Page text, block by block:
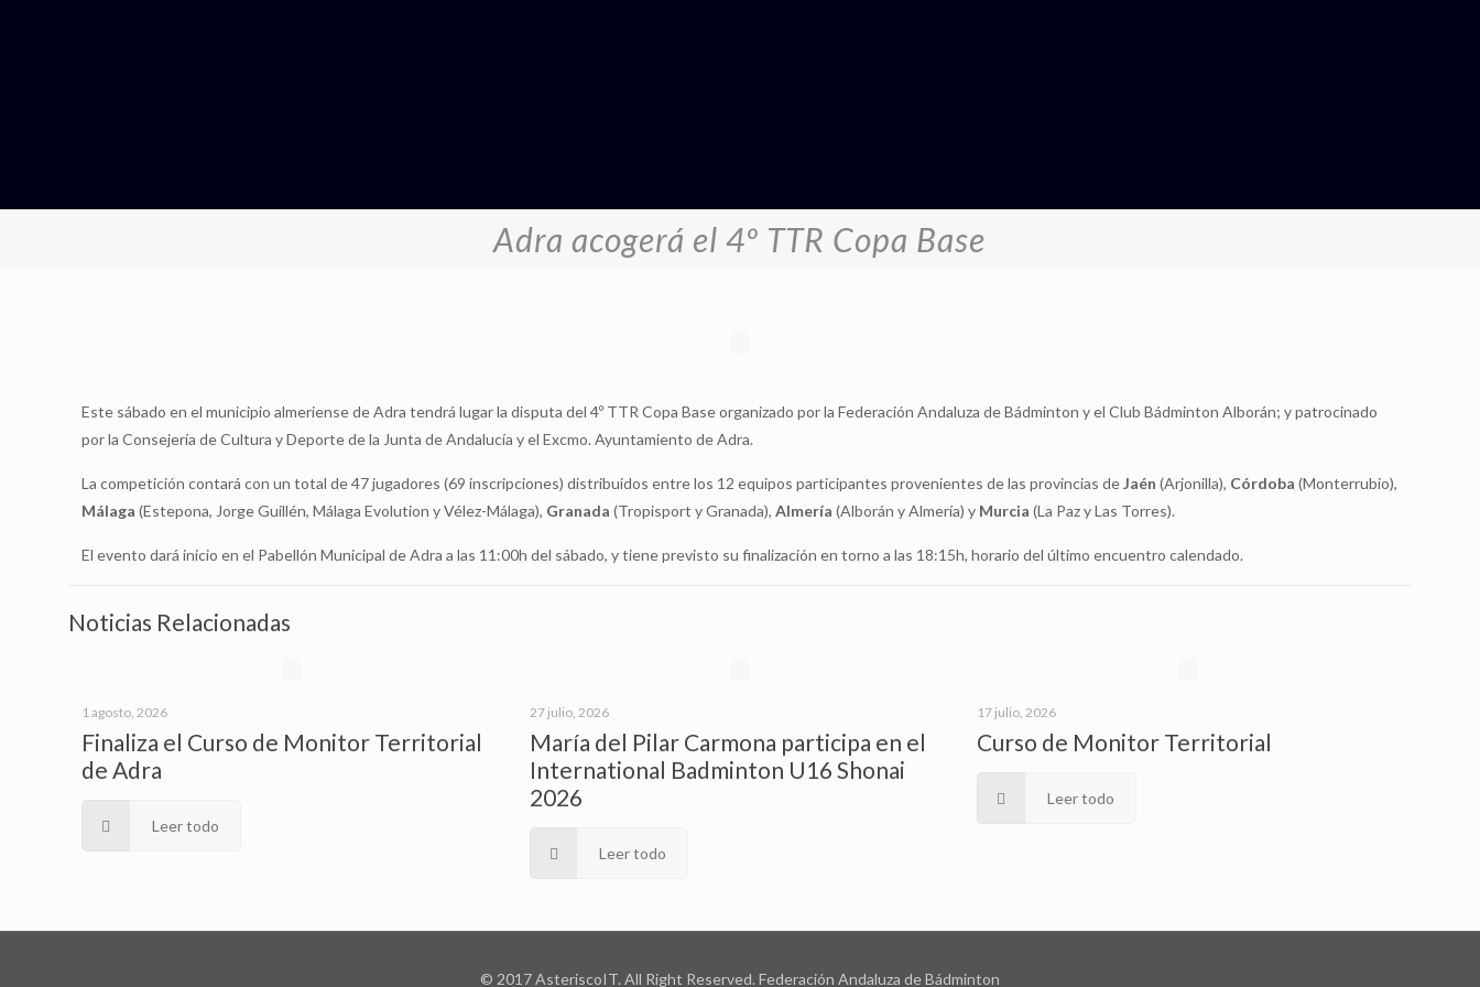
Adra acogerá el 4º TTR Copa Base
Este sábado en el municipio almeriense de Adra tendrá lugar la disputa del 4º TTR Copa Base organizado por la Federación Andaluza de Bádminton y el Club Bádminton Alborán; y patrocinado
por la Consejería de Cultura y Deporte de la Junta de Andalucía y el Excmo. Ayuntamiento de Adra.
La competición contará con un total de 47 jugadores (69 inscripciones) distribuidos entre los 12 equipos participantes provenientes de las provincias deJaén (Arjonilla), Córdoba (Monterrubio),
Málaga (Estepona, Jorge Guillén, Málaga Evolution y Vélez-Málaga), Granada (Tropisport y Granada),Almería (Alborán y Almería) y Murcia (La Paz y Las Torres).
El evento dará inicio en el Pabellón Municipal de Adra a las 11:00h del sábado, y tiene previsto su finalización en torno a las 18:15h, horario del último encuentro calendado.
Noticias Relacionadas
1 agosto, 2026
Finaliza el Curso de Monitor Territorial
de Adra
Leer todo
27 julio, 2026
María del Pilar Carmona participa en el
International Badminton U16 Shonai
2026
Leer todo
17 julio, 2026
Curso de Monitor Territorial
Leer todo
© 2017 AsteriscoIT. All Right Reserved. Federación Andaluza de Bádminton